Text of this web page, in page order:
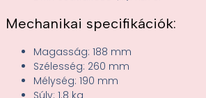
Mechanikai specifikációk:
Magasság: 188 mm
Szélesség: 260 mm
Mélység: 190 mm